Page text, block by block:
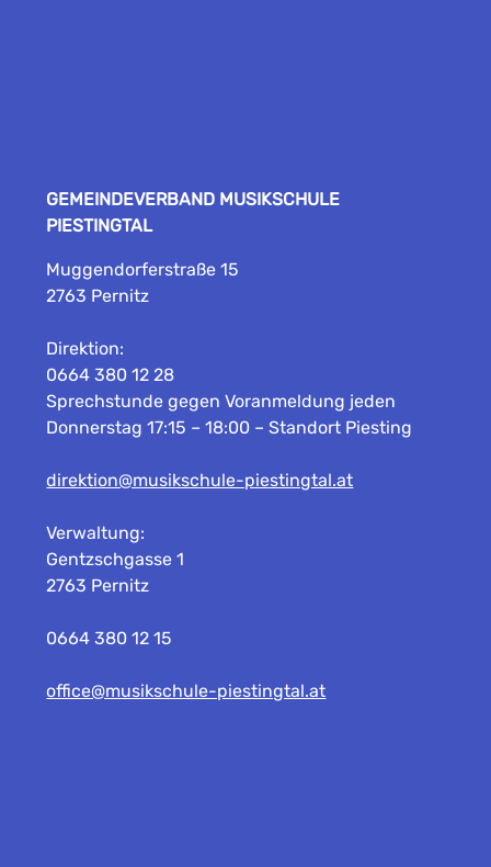
GEMEINDEVERBAND MUSIKSCHULE
PIESTINGTAL
Muggendorferstraße 15
2763 Pernitz
Direktion:
0664 380 12 28
Sprechstunde gegen Voranmeldung jeden
Donnerstag 17:15 – 18:00 – Standort Piesting
direktion@musikschule-piestingtal.at
Verwaltung:
Gentzschgasse 1
2763 Pernitz
0664 380 12 15
office@musikschule-piestingtal.at